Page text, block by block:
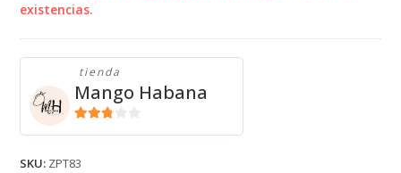
existencias.
tienda
Mango Habana
SKU: ZPT83